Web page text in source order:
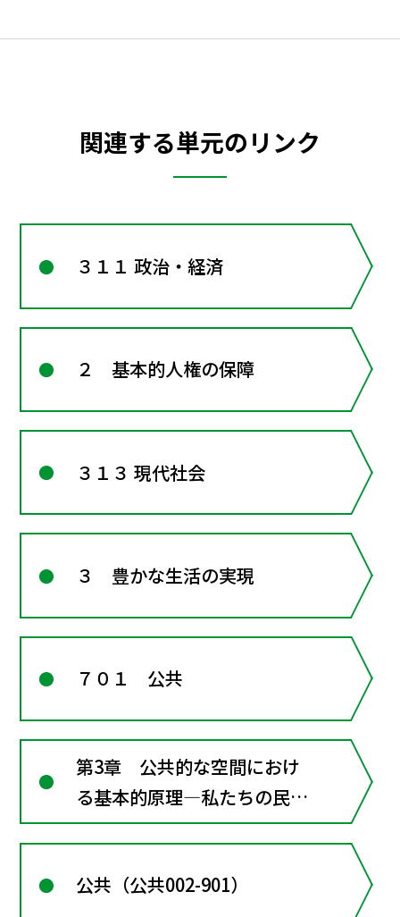
関連する単元のリンク
３１１ 政治・経済
２ 基本的人権の保障
３１３ 現代社会
３ 豊かな生活の実現
７０１ 公共
第3章 公共的な空間におけ
る基本的原理―私たちの民主
的な社会
公共（公共002-901）